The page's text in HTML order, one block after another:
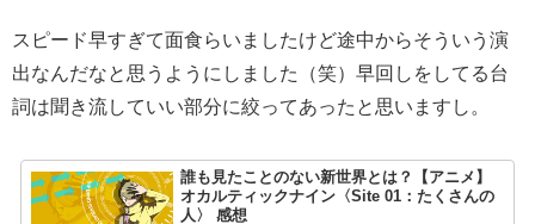
スピード早すぎて面食らいましたけど途中からそういう演
出なんだなと思うようにしました（笑）早回しをしてる台
詞は聞き流していい部分に絞ってあったと思いますし。
誰も見たことのない新世界とは？【アニメ】
オカルティックナイン〈Site 01：たくさんの
人〉 感想